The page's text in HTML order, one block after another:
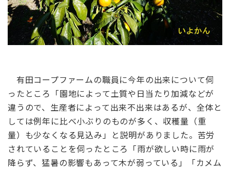
有田コープファームの職員に今年の出来について伺
ったところ「園地によって土質や日当たり加減などが
違うので、生産者によって出来不出来はあるが、全体と
しては例年に比べ小ぶりのものが多く、収穫量（重
量）も少なくなる見込み」と説明がありました。苦労
されていることを伺ったところ「雨が欲しい時に雨が
降らず、猛暑の影響もあって木が弱っている」「カメム